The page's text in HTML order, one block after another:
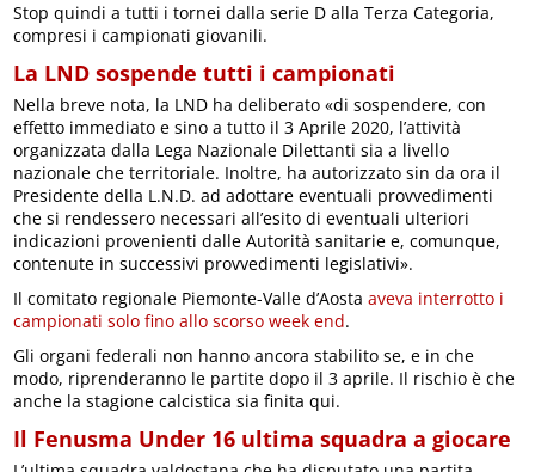
Stop quindi a tutti i tornei dalla serie D alla Terza Categoria,
compresi i campionati giovanili.
La LND sospende tutti i campionati
Nella breve nota, la LND ha deliberato «di sospendere, con
effetto immediato e sino a tutto il 3 Aprile 2020, l’attività
organizzata dalla Lega Nazionale Dilettanti sia a livello
nazionale che territoriale. Inoltre, ha autorizzato sin da ora il
Presidente della L.N.D. ad adottare eventuali provvedimenti
che si rendessero necessari all’esito di eventuali ulteriori
indicazioni provenienti dalle Autorità sanitarie e, comunque,
contenute in successivi provvedimenti legislativi».
Il comitato regionale Piemonte-Valle d’Aostaaveva interrotto i
campionati solo fino allo scorso week end.
Gli organi federali non hanno ancora stabilito se, e in che
modo, riprenderanno le partite dopo il 3 aprile. Il rischio è che
anche la stagione calcistica sia finita qui.
Il Fenusma Under 16 ultima squadra a giocare